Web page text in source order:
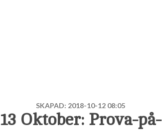
SKAPAD: 2018-10-12 08:05
13 Oktober: Prova-på-